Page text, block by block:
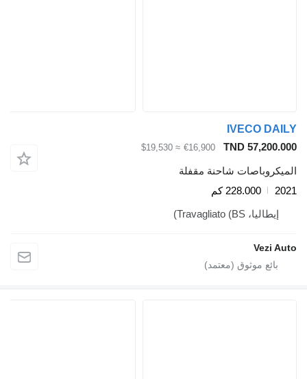
IVECO
TND
€16,900
≈ $19,530
شاحنة مقفلة
228.000 كم
إيطاليا، Travagliato (BS)
Vezi